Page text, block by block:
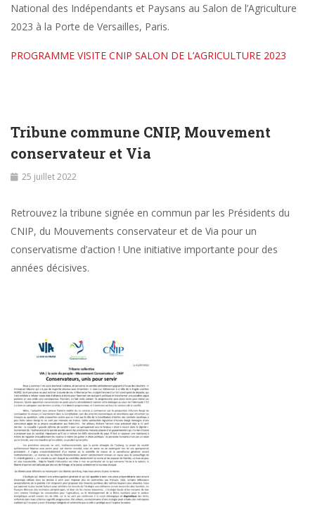
National des Indépendants et Paysans au Salon de l’Agriculture
2023 à la Porte de Versailles, Paris.
PROGRAMME VISITE CNIP SALON DE L’AGRICULTURE 2023
Tribune commune CNIP, Mouvement
conservateur et Via
25 juillet 2022
Retrouvez la tribune signée en commun par les Présidents du
CNIP, du Mouvements conservateur et de Via pour un
conservatisme d’action ! Une initiative importante pour des
années décisives.